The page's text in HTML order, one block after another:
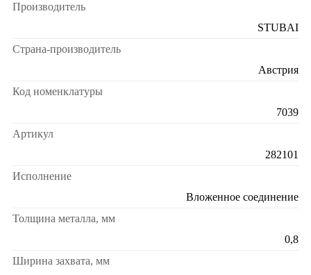
Производитель
STUBAI
Страна-производитель
Австрия
Код номенклатуры
7039
Артикул
282101
Исполнение
Вложенное соединение
Толщина металла, мм
0,8
Ширина захвата, мм